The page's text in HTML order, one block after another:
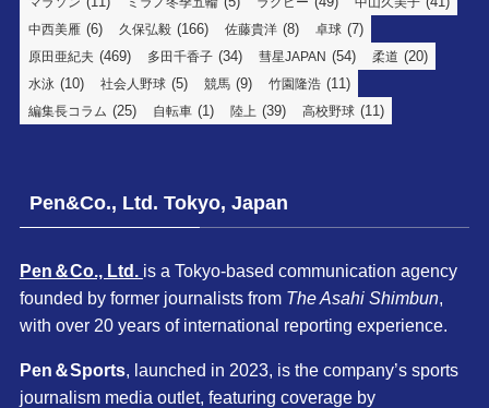
中西美雁 (6) 久保弘毅 (166) 佐藤貴洋 (8) 卓球 (7)
原田亜紀夫 (469) 多田千香子 (34) 彗星JAPAN (54) 柔道 (20)
水泳 (10) 社会人野球 (5) 競馬 (9) 竹園隆浩 (11)
編集長コラム (25) 自転車 (1) 陸上 (39) 高校野球 (11)
Pen&Co., Ltd. Tokyo, Japan
Pen＆Co., Ltd. is a Tokyo-based communication agency
founded by former journalists from The Asahi Shimbun,
with over 20 years of international reporting experience.
Pen＆Sports, launched in 2023, is the company’s sports
journalism media outlet, featuring coverage by